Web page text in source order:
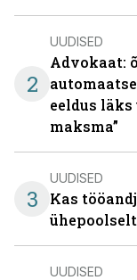
2
UUDISED
Advokaat:
eeldus
maksma”
3
UUDISED
Kas
UUDISED